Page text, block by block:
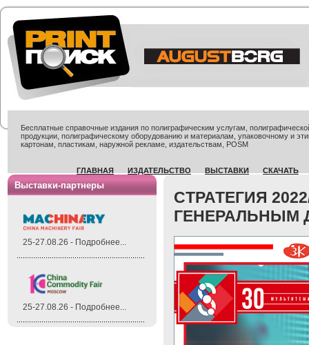
Бесплатные справочные издания по полиграфическим услугам,
продукции, полиграфическому оборудованию и материалам, упаковочному и
картонам, пластикам, наружной рекламе, издательствам, POSM
ГЛАВНАЯ ИЗДАТЕЛЬСТВО ВЫСТАВКИ СКАЧАТЬ
Выставки-партнеры
25-27.08.26 - Подробнее...
25-27.08.26 - Подробнее...
CТРАТЕГИЯ
ГЕНЕРАЛЬНЫМ